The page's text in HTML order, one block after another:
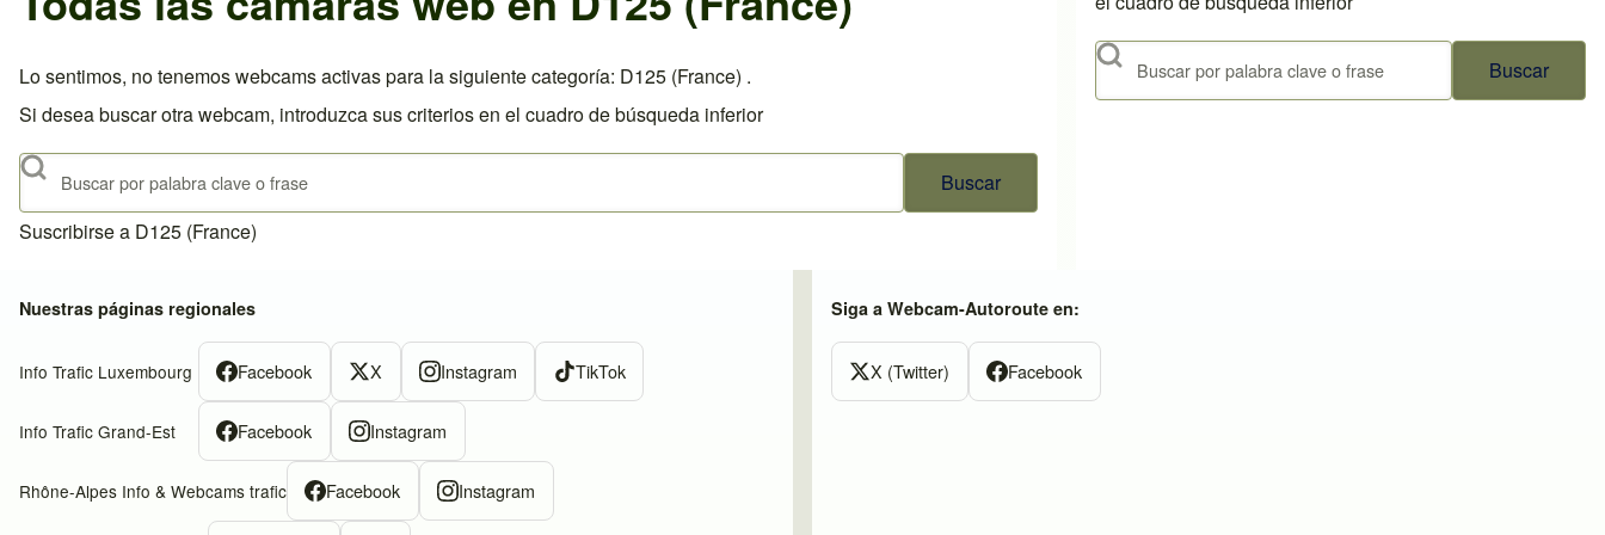
Lo sentimos, no tenemos webcams activas para la siguiente categoría: D125 (France) .
Si desea buscar otra webcam, introduzca sus criterios en el cuadro de búsqueda inferior
Buscar
Suscribirse a D125 (France)
Buscar
Nuestras páginas regionales
Info Trafic Luxembourg Facebook X Instagram TikTok
Info Trafic Grand-Est Facebook Instagram
Rhône-Alpes Info & Webcams trafic Facebook Instagram
Siga a Webcam-Autoroute en:
X (Twitter) Facebook